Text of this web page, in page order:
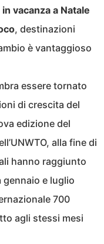
vacanza a Natale
, destinazioni
è vantaggioso
essere tornato
di crescita del
edizione del
alla fine di
hanno raggiunto
gennaio e luglio
700
agli stessi mesi